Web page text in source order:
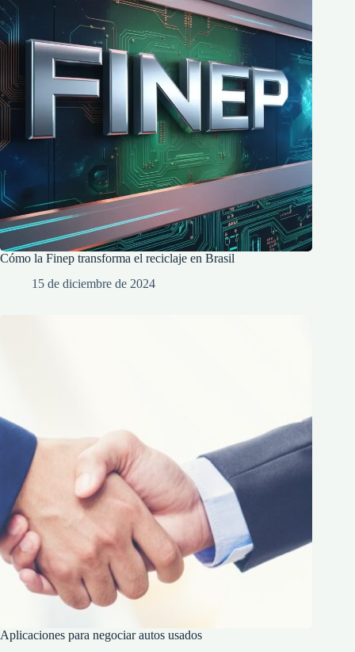
Cómo la Finep transforma el reciclaje en Brasil
15 de diciembre de 2024
Aplicaciones para negociar autos usados